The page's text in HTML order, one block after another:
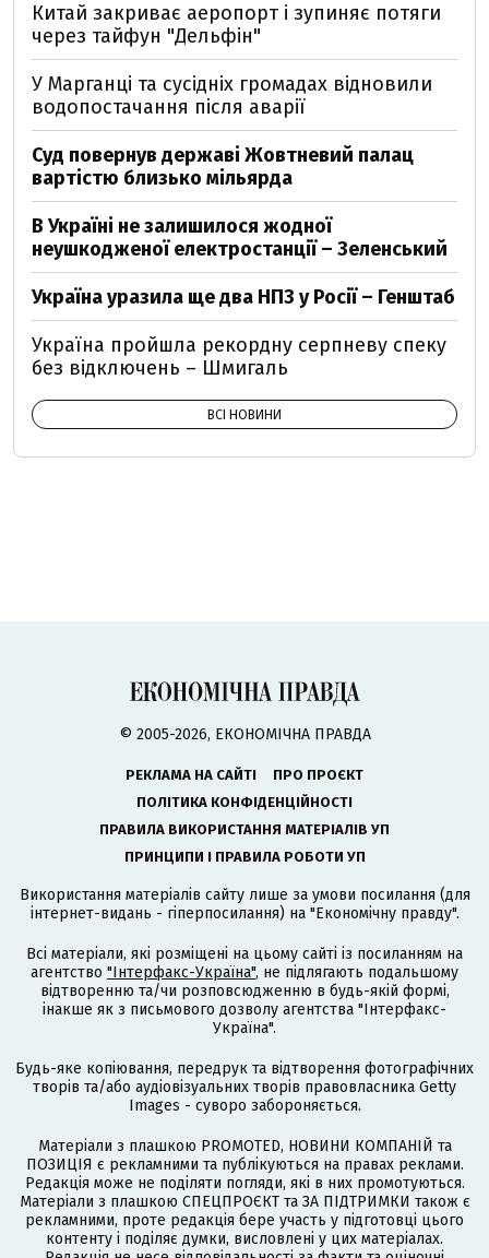
Китай закриває аеропорт і зупиняє потяги
через тайфун "Дельфін"
У Марганці та сусідніх громадах відновили
водопостачання після аварії
Суд повернув державі Жовтневий палац
вартістю близько мільярда
В Україні не залишилося жодної
неушкодженої електростанції – Зеленський
Україна уразила ще два НПЗ у Росії – Генштаб
Україна пройшла рекордну серпневу спеку
без відключень – Шмигаль
ВСІ НОВИНИ
© 2005-2026, ЕКОНОМІЧНА ПРАВДА
РЕКЛАМА НА САЙТІ
ПРО ПРОЄКТ
ПОЛІТИКА КОНФІДЕНЦІЙНОСТІ
ПРАВИЛА ВИКОРИСТАННЯ МАТЕРІАЛІВ УП
ПРИНЦИПИ І ПРАВИЛА РОБОТИ УП
Використання матеріалів сайту лише за умови посилання (для
інтернет-видань - гіперпосилання) на "Економічну правду".
Всі матеріали, які розміщені на цьому сайті із посиланням на
агентство "Інтерфакс-Україна", не підлягають подальшому
відтворенню та/чи розповсюдженню в будь-якій формі,
інакше як з письмового дозволу агентства "Інтерфакс-
Україна".
Будь-яке копіювання, передрук та відтворення фотографічних
творів та/або аудіовізуальних творів правовласника Getty
Images - суворо забороняється.
Матеріали з плашкою PROMOTED, НОВИНИ КОМПАНІЙ та
ПОЗИЦІЯ є рекламними та публікуються на правах реклами.
Редакція може не поділяти погляди, які в них промотуються.
Матеріали з плашкою СПЕЦПРОЄКТ та ЗА ПІДТРИМКИ також є
рекламними, проте редакція бере участь у підготовці цього
контенту і поділяє думки, висловлені у цих матеріалах.